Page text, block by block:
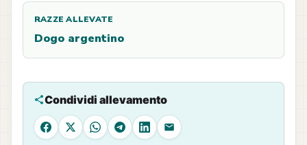
RAZZE ALLEVATE
Dogo argentino
Condividi allevamento
Facebook
X WhatsAppTelegram
LinkedIn
Email